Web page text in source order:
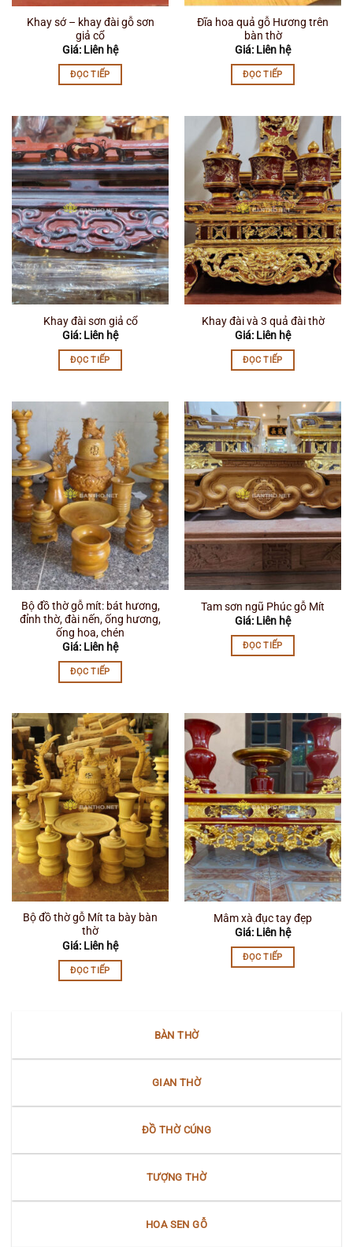
Khay sớ – khay đài gỗ sơn
giả cổ
Giá: Liên hệ
ĐỌC TIẾP
Đĩa hoa quả gỗ Hương trên
bàn thờ
Giá: Liên hệ
ĐỌC TIẾP
Khay đài sơn giả cổ
Giá: Liên hệ
ĐỌC TIẾP
Khay đài và 3 quả đài thờ
Giá: Liên hệ
ĐỌC TIẾP
Bộ đồ thờ gỗ mít: bát hương,
đỉnh thờ, đài nến, ống hương,
ống hoa, chén
Giá: Liên hệ
ĐỌC TIẾP
Tam sơn ngũ Phúc gỗ Mít
Giá: Liên hệ
ĐỌC TIẾP
Bộ đồ thờ gỗ Mít ta bày bàn
thờ
Giá: Liên hệ
ĐỌC TIẾP
Mâm xà đục tay đẹp
Giá: Liên hệ
ĐỌC TIẾP
BÀN THỜ
GIAN THỜ
ĐỒ THỜ CÚNG
TƯỢNG THỜ
HOA SEN GỖ